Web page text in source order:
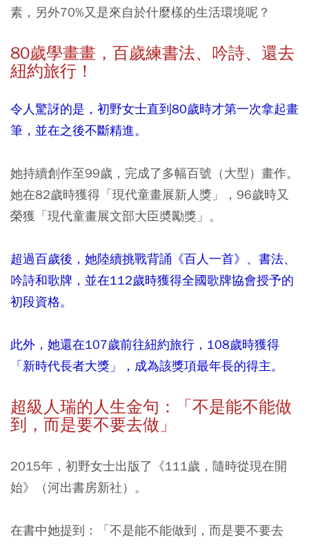
素，另外70%又是來自於什麼樣的生活環境呢？
80歲學畫畫，百歲練書法、吟詩、還去
紐約旅行！
令人驚訝的是，初野女士直到80歲時才第一次拿起畫
筆，並在之後不斷精進。
她持續創作至99歲，完成了多幅百號（大型）畫作。
她在82歲時獲得「現代童畫展新人獎」，96歲時又
榮獲「現代童畫展文部大臣奬勵獎」。
超過百歲後，她陸續挑戰背誦《百人一首》、書法、
吟詩和歌牌，並在112歲時獲得全國歌牌協會授予的
初段資格。
此外，她還在107歲前往紐約旅行，108歲時獲得
「新時代長者大獎」，成為該獎項最年長的得主。
超級人瑞的人生金句：「不是能不能做
到，而是要不要去做」
2015年，初野女士出版了《111歲，隨時從現在開
始》（河出書房新社）。
在書中她提到：「不是能不能做到，而是要不要去